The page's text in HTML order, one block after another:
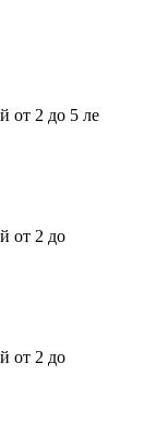
от 2 до 5 ле
от 2 до
от 2 до